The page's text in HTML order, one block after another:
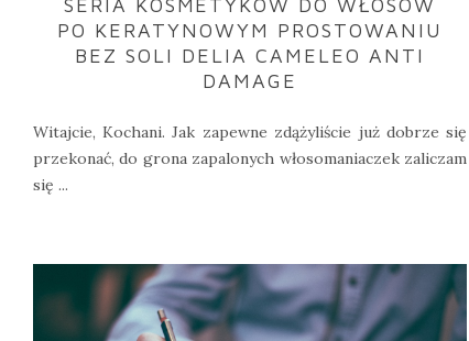
PO KERATYNOWYM PROSTOWANIU
BEZ SOLI DELIA CAMELEO ANTI
DAMAGE
Witajcie, Kochani. Jak zapewne zdążyliście już dobrze się
przekonać, do grona zapalonych włosomaniaczek zaliczam
się ...